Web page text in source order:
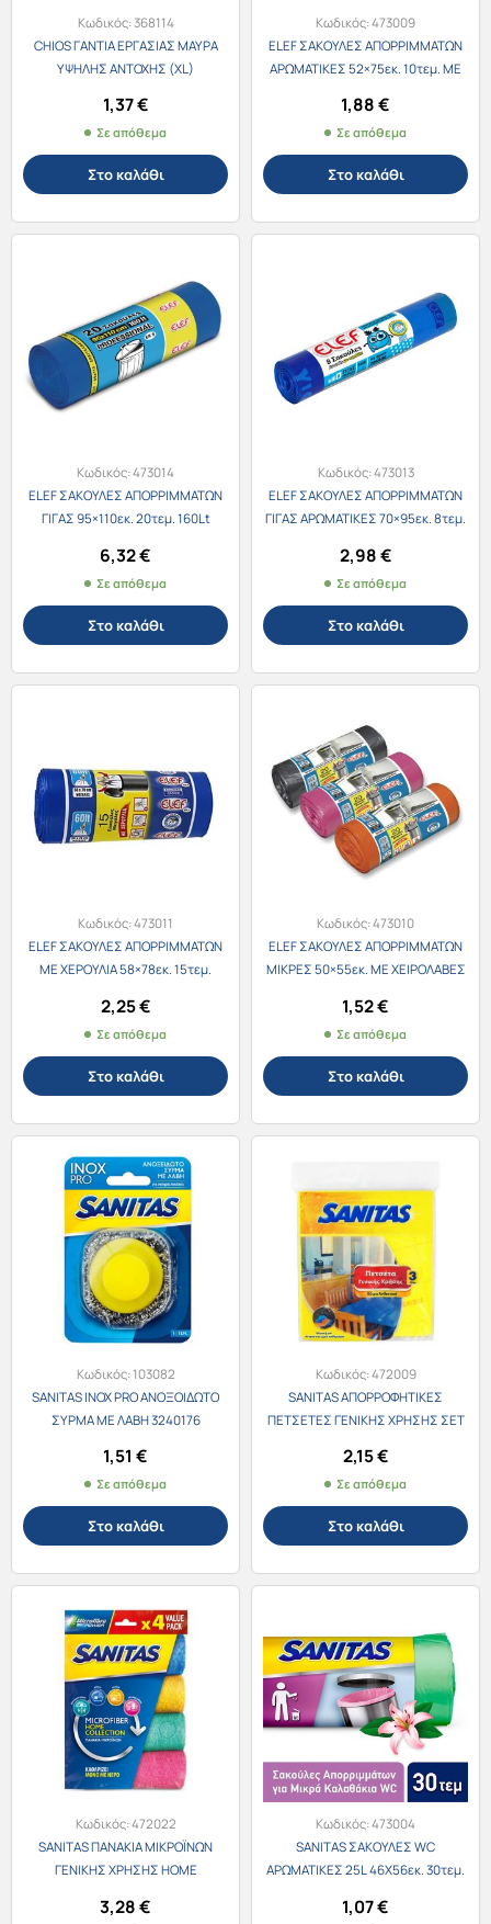
Κωδικός:368114
CHIOS ΓΑΝΤΙΑ ΕΡΓΑΣΙΑΣ ΜΑΥΡΑ
ΥΨΗΛΗΣ ΑΝΤΟΧΗΣ (XL)
1,37€
Σε απόθεμα
Στο καλάθι
Κωδικός:473009
ELEF ΣΑΚΟΥΛΕΣ ΑΠΟΡΡΙΜΜΑΤΩΝ
ΑΡΩΜΑΤΙΚΕΣ 52×75εκ. 10τεμ. ΜΕ
10τεμ.
1,88€
Σε απόθεμα
Στο καλάθι
Κωδικός:473014
ELEF ΣΑΚΟΥΛΕΣ ΑΠΟΡΡΙΜΜΑΤΩΝ
ΓΙΓΑΣ 95×110εκ. 20τεμ. 160Lt
6,32€
Σε απόθεμα
Στο καλάθι
Κωδικός:473013
ELEF ΣΑΚΟΥΛΕΣ ΑΠΟΡΡΙΜΜΑΤΩΝ
ΓΙΓΑΣ ΑΡΩΜΑΤΙΚΕΣ 70×95εκ. 8τεμ.
2,98€
Σε απόθεμα
Στο καλάθι
Κωδικός:473011
ELEF ΣΑΚΟΥΛΕΣ ΑΠΟΡΡΙΜΜΑΤΩΝ
ΜΕ ΧΕΡΟΥΛΙΑ 58×78εκ. 15τεμ.
2,25€
Σε απόθεμα
Στο καλάθι
Κωδικός:473010
ELEF ΣΑΚΟΥΛΕΣ ΑΠΟΡΡΙΜΜΑΤΩΝ
ΜΙΚΡΕΣ 50×55εκ. ΜΕ ΧΕΙΡΟΛΑΒΕΣ
1,52€
Σε απόθεμα
Στο καλάθι
Κωδικός:103082
SANITAS INOX PRO ΑΝΟΞΟΙΔΩΤΟ
ΣΥΡΜΑ ΜΕ ΛΑΒΗ 3240176
1,51 €
Σε απόθεμα
Στο καλάθι
Κωδικός:472009
SANITAS ΑΠΟΡΡΟΦΗΤΙΚΕΣ
ΠΕΤΣΕΤΕΣ ΓΕΝΙΚΗΣ ΧΡΗΣΗΣ ΣΕΤ
2,15€
Σε απόθεμα
Στο καλάθι
Κωδικός:472022
SANITAS ΠΑΝAΚΙΑ ΜΙΚΡΟΪΝΩΝ
ΓΕΝΙΚΗΣ ΧΡΗΣΗΣ HOME
3,28€
Κωδικός:473004
SANITAS ΣΑΚΟΥΛΕΣ WC
ΑΡΩΜΑΤΙΚΕΣ 25L 46Χ56εκ. 30τεμ.
1,07€